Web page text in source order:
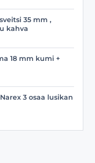
35 mm ,
kahva
18 mm kumi +
3 osaa lusikan